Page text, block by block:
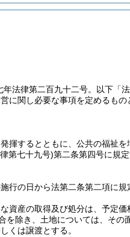
年法律第二百九十二号。以下「
に関し必要な事項を定めるもの
揮するとともに、公共の福祉を
第七十九号)第二条第四号に規
行の日から法第二条第二項に規
資産の取得及び処分は、予定価
を除き、土地については、その
くは譲渡とする。